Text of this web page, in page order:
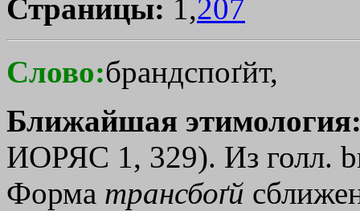
Страницы: 1,207
Слово:брандспоґйт,
Ближайшая
ИОРЯС 1, 329). Из голл.
Форма трансбоґй